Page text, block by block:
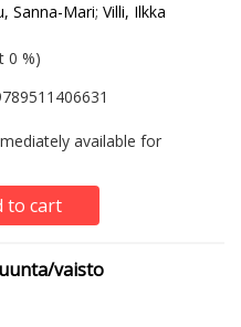
Sanna-Mari; Villi, Ilkka
0 %)
available for
to cart
vaisto